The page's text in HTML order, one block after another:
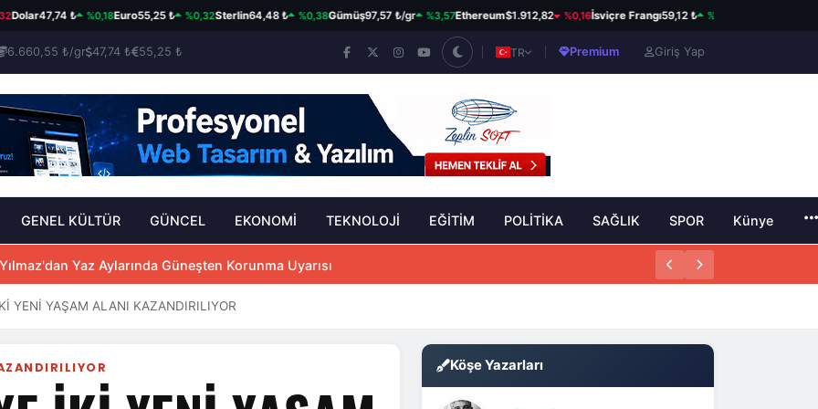
47,74 ₺ %0,18Euro55,25 ₺ %0,32Sterlin64,48 ₺ %0,38Gümüş97,57 ₺/gr %3,57Ethereum$1.912,82 %0,16İsviçre Frangı59,12 ₺ %0,82Kanada Doları
6.660,55 ₺/gr 47,74 ₺ 55,25 ₺ TR Premium Giriş Yap
GENEL KÜLTÜR GÜNCEL EKONOMİ TEKNOLOJİ EĞİTİM POLİTİKA SAĞLIK SPOR Künye
Yaz Aylarında Güneşten Korunma Uyarısı
ASFALTLA YENİLENİYOR
YENİ YAŞAM ALANI KAZANDIRILIYOR
Köşe Yazarları